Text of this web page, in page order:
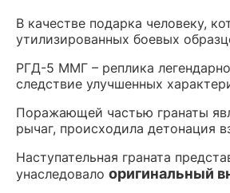
В качестве подарка человеку,
утилизированных боевых
РГД-5 ММГ – реплика
следствие улучшенных
Поражающей частью гранаты
рычаг, происходила детонация
Наступательная граната
унаследовало оригинальный